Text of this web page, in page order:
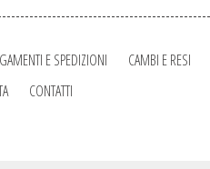
E SPEDIZIONI
CAMBI E RESI
CONTATTI